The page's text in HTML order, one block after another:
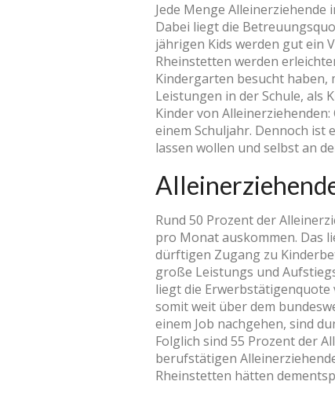
Jede Menge
Dabei liegt die
jährigen Kids werden gut ein
Rheinstetten werden
Kindergarten besucht haben,
Leistungen in der Schule, als
Kinder von
einem Schuljahr. Dennoch ist
lassen wollen und selbst an
Rund 50 Prozent der
pro Monat auskommen. Das
dürftigen Zugang zu
große Leistungs­ und
liegt die
somit weit über dem
einem Job nachgehen, sind
Folglich sind 55 Prozent der
berufstätigen
Rheinstetten hätten